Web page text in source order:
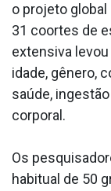
o projeto
31 coortes de
extensiva
idade, gênero,
saúde,
corporal.
Os
habitual de 50